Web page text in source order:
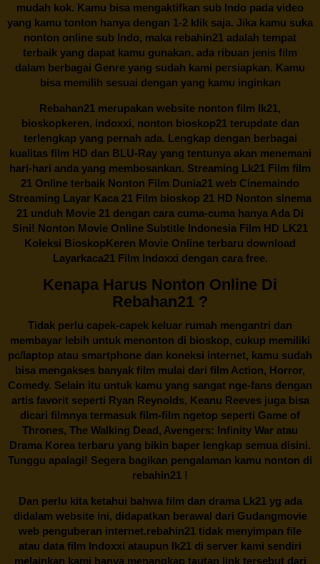
mudah kok. Kamu bisa mengaktifkan sub Indo pada video
yang kamu tonton hanya dengan 1-2 klik saja. Jika kamu suka
nonton online sub Indo, maka rebahin21 adalah tempat
terbaik yang dapat kamu gunakan. ada ribuan jenis film
dalam berbagai Genre yang sudah kami persiapkan. Kamu
bisa memilih sesuai dengan yang kamu inginkan
Rebahan21 merupakan website nonton film lk21,
bioskopkeren, indoxxi, nonton bioskop21 terupdate dan
terlengkap yang pernah ada. Lengkap dengan berbagai
kualitas film HD dan BLU-Ray yang tentunya akan menemani
hari-hari anda yang membosankan. Streaming Lk21 Film film
21 Online terbaik Nonton Film Dunia21 web Cinemaindo
Streaming Layar Kaca 21 Film bioskop 21 HD Nonton sinema
21 unduh Movie 21 dengan cara cuma-cuma hanya Ada Di
Sini! Nonton Movie Online Subtitle Indonesia Film HD LK21
Koleksi BioskopKeren Movie Online terbaru download
Layarkaca21 Film Indoxxi dengan cara free.
Kenapa Harus Nonton Online Di
Rebahan21 ?
Tidak perlu capek-capek keluar rumah mengantri dan
membayar lebih untuk menonton di bioskop, cukup memiliki
pc/laptop atau smartphone dan koneksi internet, kamu sudah
bisa mengakses banyak film mulai dari film Action, Horror,
Comedy. Selain itu untuk kamu yang sangat nge-fans dengan
artis favorit seperti Ryan Reynolds, Keanu Reeves juga bisa
dicari filmnya termasuk film-film ngetop seperti Game of
Thrones, The Walking Dead, Avengers: Infinity War atau
Drama Korea terbaru yang bikin baper lengkap semua disini.
Tunggu apalagi! Segera bagikan pengalaman kamu nonton di
rebahin21 !
Dan perlu kita ketahui bahwa film dan dramaLk21yg ada
didalam website ini, didapatkan berawal dari Gudangmovie
web penguberan internet.rebahin21 tidak menyimpan file
atau data film Indoxxi ataupun lk21 di server kami sendiri
melainkan kami hanya menangkap tautan link tersebut dari